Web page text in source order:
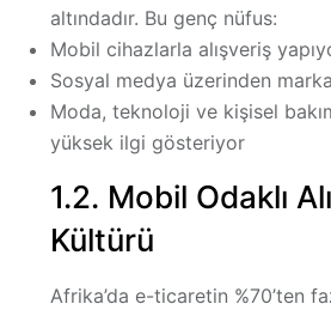
altındadır. Bu genç nüfus:
Mobil cihazlarla alışveriş
Sosyal medya üzerinden
Moda, teknoloji ve kişisel
yüksek ilgi gösteriyor
1.2. Mobil Odaklı
Kültürü
Afrika’da e-ticaretin %70’ten